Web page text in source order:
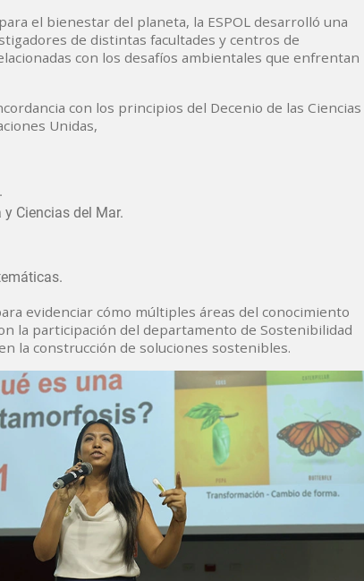
el bienestar del planeta, la ESPOL desarrolló una
de distintas facultades y centros de
con los desafíos ambientales que enfrentan
con los principios del Decenio de las Ciencias
Unidas,
Ciencias del Mar.
evidenciar cómo múltiples áreas del conocimiento
la participación del departamento de Sostenibilidad
la construcción de soluciones sostenibles.